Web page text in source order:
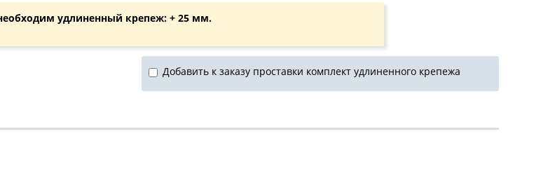
удлиненный крепеж: + 25 мм.
Добавить к заказу проставки комплект удлиненного крепежа